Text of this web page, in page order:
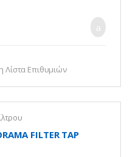
Λίστα Επιθυμιών
FILTER TAP